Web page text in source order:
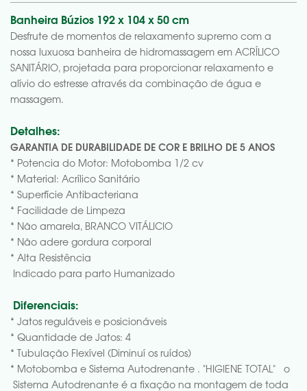
Banheira Búzios 192 x 104 x 50 cm
Desfrute de momentos de relaxamento supremo com a
nossa luxuosa banheira de hidromassagem em ACRÍLICO
SANITÁRIO, projetada para proporcionar relaxamento e
alívio do estresse através da combinação de água e
massagem.
Detalhes:
GARANTIA DE DURABILIDADE DE COR E BRILHO DE 5 ANOS
* Potencia do Motor: Motobomba 1/2 cv
* Material: Acrílico Sanitário
* Superfície Antibacteriana
* Facilidade de Limpeza
* Não amarela, BRANCO VITÁLICIO
* Não adere gordura corporal
* Alta Resistência
Indicado para parto Humanizado
Diferenciais:
* Jatos reguláveis e posicionáveis
* Quantidade de Jatos: 4
* Tubulação Flexível (Diminuí os ruídos)
* Motobomba e Sistema Autodrenante . "HIGIENE TOTAL" o
Sistema Autodrenante é a fixação na montagem de toda